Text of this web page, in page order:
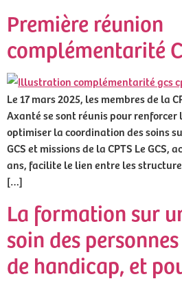
Première réunion
complémentarité
Le 17 mars 2025, les membres de la
Axanté se sont réunis pour
optimiser la coordination des soins
GCS et missions de la CPTS Le GCS,
ans, facilite le lien entre les
[…]
La formation sur
soin des
de handicap, et